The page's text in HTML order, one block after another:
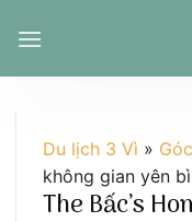
đến
Du lịch 3 Vì »
không gian yên
The Bấc’s